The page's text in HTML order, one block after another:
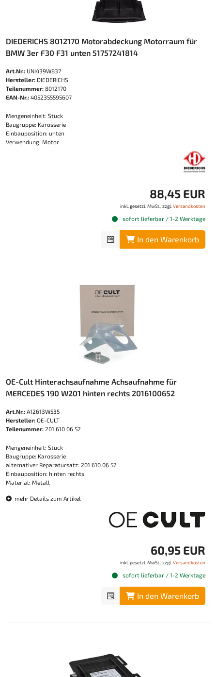
DIEDERICHS 8012170 Motorabdeckung Motorraum für
BMW 3er F30 F31 unten 51757241814
Art.Nr.: UNI439W837
Hersteller: DIEDERICHS
Teilenummer: 8012170
EAN-Nr.: 4052355595607
Mengeneinheit: Stück
Baugruppe: Karosserie
Einbauposition: unten
Verwendung: Motor
88,45 EUR
inkl. gesetzl. MwSt., zzgl. Versandkosten
sofort lieferbar / 1-2 Werktage
In den Warenkorb
OE-Cult Hinterachsaufnahme Achsaufnahme für
MERCEDES 190 W201 hinten rechts 2016100652
Art.Nr.: A12613W535
Hersteller: OE-CULT
Teilenummer: 201 610 06 52
Mengeneinheit: Stück
Baugruppe: Karosserie
alternativer Reparatursatz: 201 610 06 52
Einbauposition: hinten rechts
Material: Metall
mehr Details zum Artikel
60,95 EUR
inkl. gesetzl. MwSt., zzgl. Versandkosten
sofort lieferbar / 1-2 Werktage
In den Warenkorb